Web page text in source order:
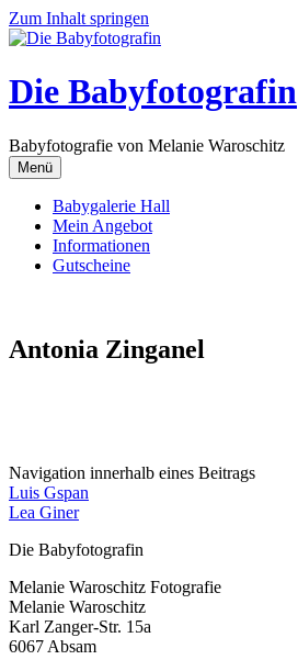
Zum Inhalt springen
Die Babyfotografin
Babyfotografie von Melanie Waroschitz
Menü
Babygalerie Hall
Mein Angebot
Informationen
Gutscheine
Antonia Zinganel
Navigation innerhalb eines Beitrags
Luis Gspan
Lea Giner
Die Babyfotografin
Melanie Waroschitz Fotografie
Melanie Waroschitz
Karl Zanger-Str. 15a
6067 Absam